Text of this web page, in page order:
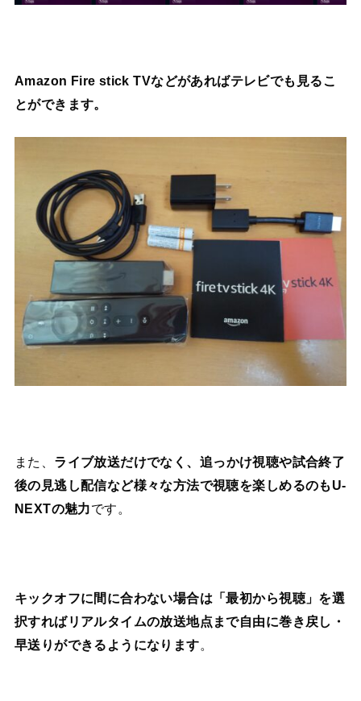
Amazon Fire stick TVなどがあればテレビでも見るこ
とができます。
また、 ライブ放送だけでなく、追っかけ視聴や試合終了
後の見逃し配信など様々な方法で視聴を楽しめるのもU-
NEXTの魅力です。
キックオフに間に合わない場合は「最初から視聴」を選
択すればリアルタイムの放送地点まで自由に巻き戻し・
早送りができるようになります。